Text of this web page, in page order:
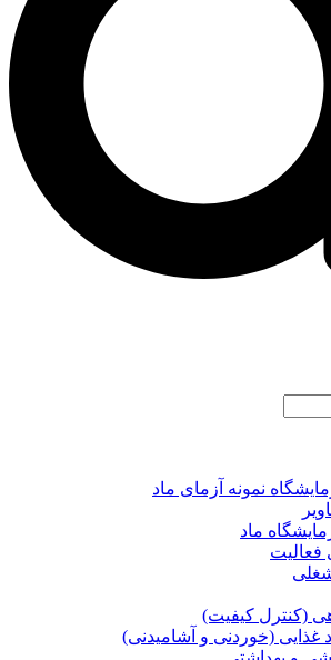
نمونه آزمای ماد
ماد
فعالیت
(کنترل کیفیت)
غذایی (خوردنی و آشامیدنی)